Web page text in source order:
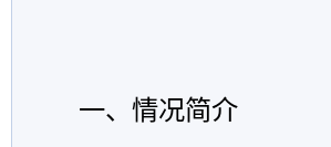
一、情况简介